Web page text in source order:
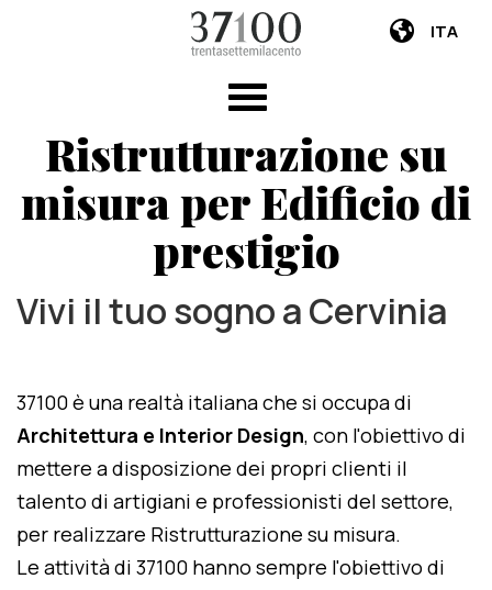
ITA
Ristrutturazione su
misura per Edificio di
prestigio
Vivi il tuo sogno a Cervinia
37100 è una realtà italiana che si occupa di
Architettura e Interior Design, con l'obiettivo di
mettere a disposizione dei propri clienti il
talento di artigiani e professionisti del settore,
per realizzare Ristrutturazione su misura.
Le attività di 37100 hanno sempre l'obiettivo di